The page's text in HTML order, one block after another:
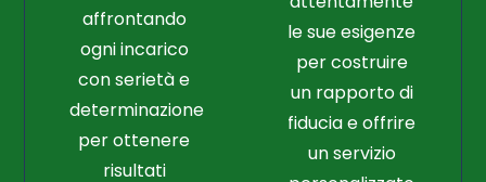
affrontando
ogni incarico
con serietà e
determinazione
per ottenere
risultati
le sue esigenze
per costruire
un rapporto di
fiducia e offrire
un servizio